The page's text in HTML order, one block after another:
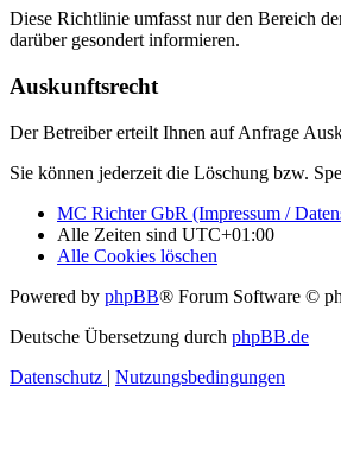
Diese Richtlinie umfasst nur den Bereich
darüber gesondert informieren.
Auskunftsrecht
Der Betreiber erteilt Ihnen auf Anfrage
Sie können jederzeit die Löschung bzw.
MC Richter GbR (Impressum /
Alle Zeiten sind UTC+01:00
Alle Cookies löschen
Powered by phpBB® Forum Software ©
Deutsche Übersetzung durch phpBB.de
Datenschutz | Nutzungsbedingungen